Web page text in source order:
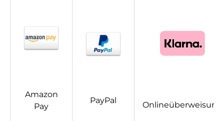
Amazon
Pay
PayPal Onlineüberweisung